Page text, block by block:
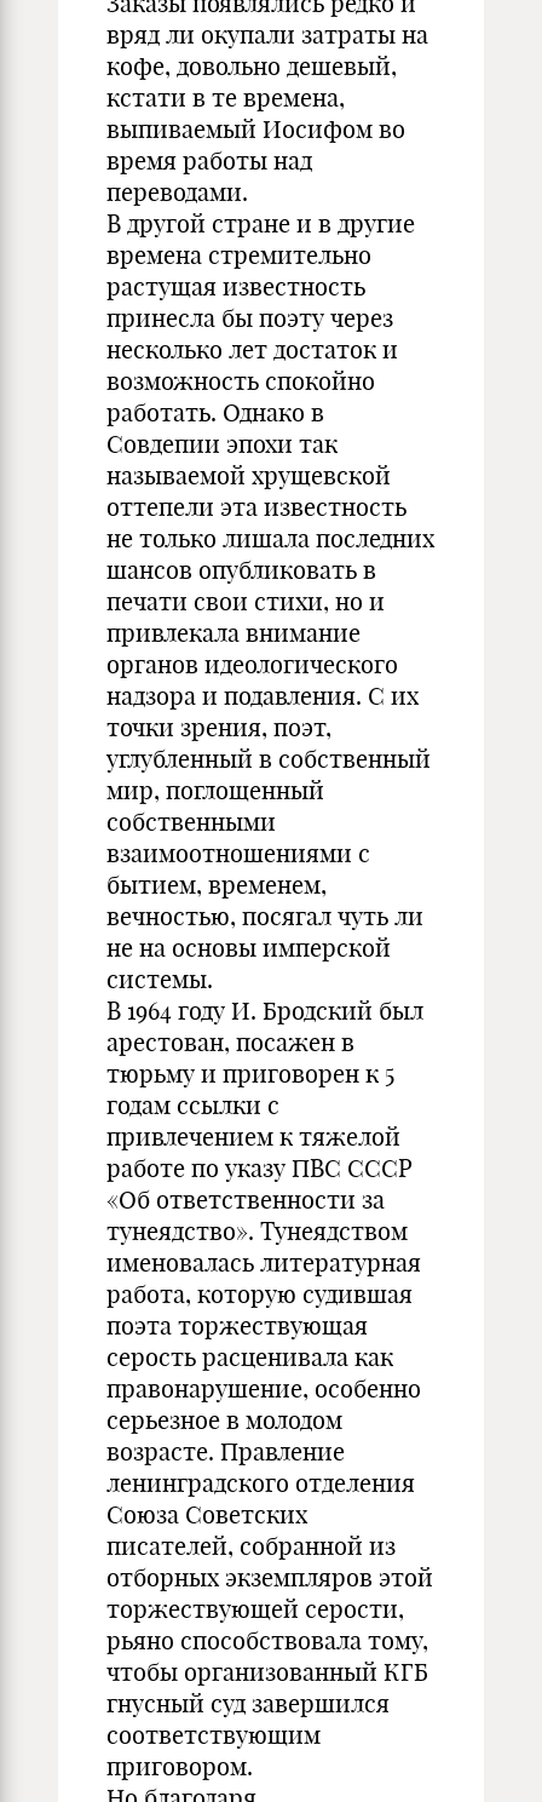
вряд ли окупали затраты на
кофе, довольно дешевый,
кстати в те времена,
выпиваемый Иосифом во
время работы над
переводами.
В другой стране и в другие
времена стремительно
растущая известность
принесла бы поэту через
несколько лет достаток и
возможность спокойно
работать. Однако в
Совдепии эпохи так
называемой хрущевской
оттепели эта известность
не только лишала последних
шансов опубликовать в
печати свои стихи, но и
привлекала внимание
органов идеологического
надзора и подавления. С их
точки зрения, поэт,
углубленный в собственный
мир, поглощенный
собственными
взаимоотношениями с
бытием, временем,
вечностью, посягал чуть ли
не на основы имперской
системы.
В 1964 году И. Бродский был
арестован, посажен в
тюрьму и приговорен к 5
годам ссылки с
привлечением к тяжелой
работе по указу ПВС СССР
«Об ответственности за
тунеядство». Тунеядством
именовалась литературная
работа, которую судившая
поэта торжествующая
серость расценивала как
правонарушение, особенно
серьезное в молодом
возрасте. Правление
ленинградского отделения
Союза Советских
писателей, собранной из
отборных экземпляров этой
торжествующей серости,
рьяно способствовала тому,
чтобы организованный КГБ
гнусный суд завершился
соответствующим
приговором.